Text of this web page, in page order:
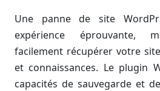
Une panne de site
expérience éprouvante,
facilement récupérer votre
et connaissances. Le plugin
capacités de sauvegarde et